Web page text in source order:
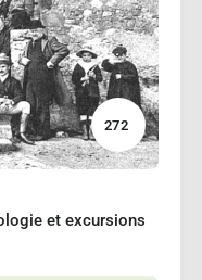
272
et excursions